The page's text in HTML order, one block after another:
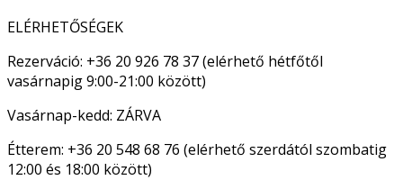
ELÉRHETŐSÉGEK
Rezerváció: +36 20 926 78 37 (elérhető hétfőtől
vasárnapig 9:00-21:00 között)
Vasárnap-kedd: ZÁRVA
Étterem: +36 20 548 68 76 (elérhető szerdától szombatig
12:00 és 18:00 között)